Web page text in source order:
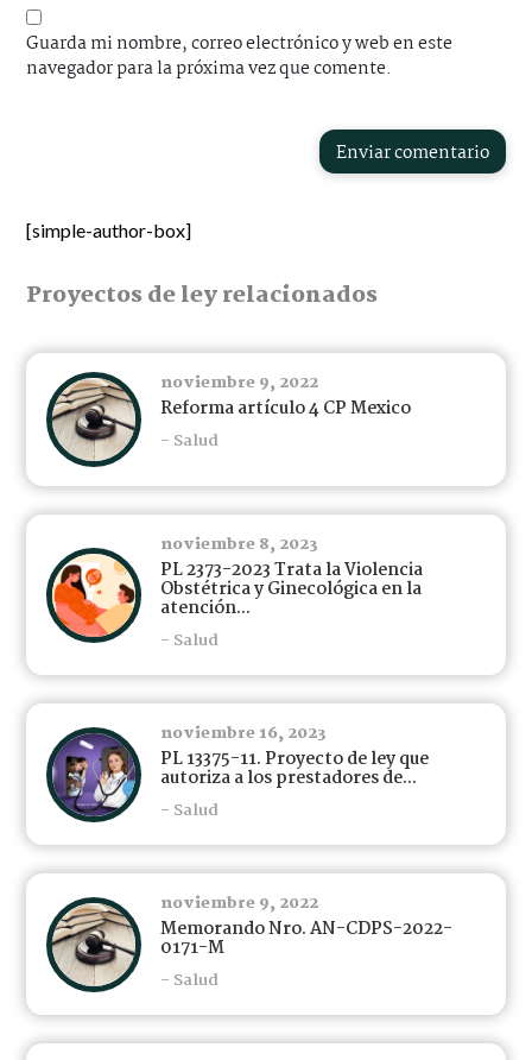
Guarda mi nombre, correo electrónico y web en este
navegador para la próxima vez que comente.
Enviar comentario
[simple-author-box]
Proyectos de ley relacionados
noviembre 9, 2022
Reforma artículo 4 CP Mexico
- Salud
noviembre 8, 2023
PL 2373-2023 Trata la Violencia
Obstétrica y Ginecológica en la
atención...
- Salud
noviembre 16, 2023
PL 13375-11. Proyecto de ley que
autoriza a los prestadores de...
- Salud
noviembre 9, 2022
Memorando Nro. AN-CDPS-2022-
0171-M
- Salud